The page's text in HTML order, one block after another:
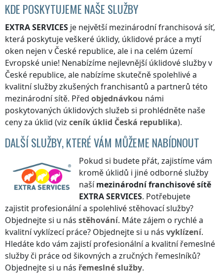
KDE POSKYTUJEME NAŠE SLUŽBY
EXTRA SERVICES je největší mezinárodní franchisová síť,
která poskytuje veškeré úklidy, úklidové práce a mytí
oken nejen v České republice, ale i na celém území
Evropské unie! Nenabízíme nejlevnější úklidové službyv
České republice, ale nabízíme skutečně spolehlivé a
kvalitní služby zkušených franchisantů a partnerů této
mezinárodní sítě. Před objednávkou námi
poskytovaných úklidových služeb si prohlédněte naše
ceny za úklid (viz ceník úklid Česká republika).
DALŠÍ SLUŽBY, KTERÉ VÁM MŮŽEME NABÍDNOUT
Pokud si budete přát, zajistíme vám
kromě úklidů i jiné odborné služby
našímezinárodní franchisové sítě
EXTRA SERVICES. Potřebujete
zajistit profesionální a spolehlivé stěhovací služby?
Objednejte si u nás stěhování. Máte zájem o rychlé a
kvalitní vyklízecí práce? Objednejte si u nás vyklízení.
Hledáte kdo vám zajistí profesionální a kvalitní řemeslné
služby či práce od šikovných a zručných řemeslníků?
Objednejte si u nás řemeslné služby.